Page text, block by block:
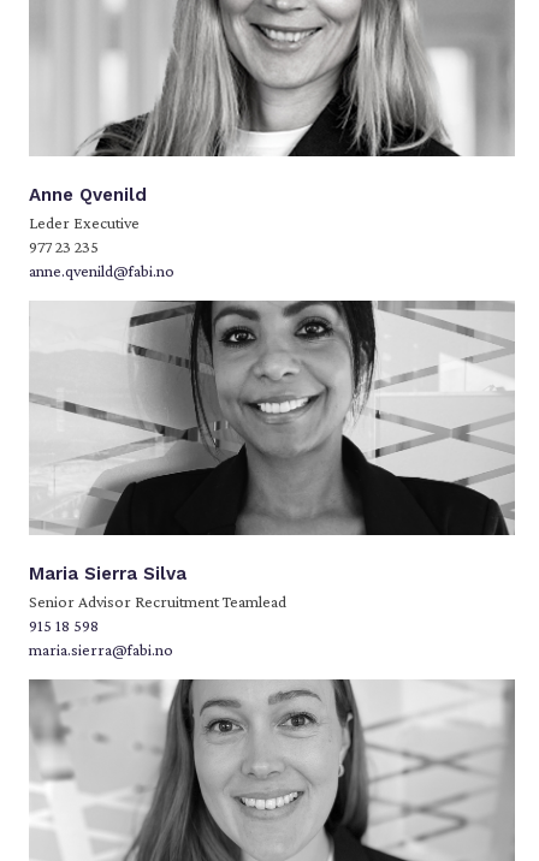
Anne Qvenild
Leder Executive
977 23 235
anne.qvenild@fabi.no
Maria Sierra Silva
Senior Advisor Recruitment Teamlead
915 18 598
maria.sierra@fabi.no